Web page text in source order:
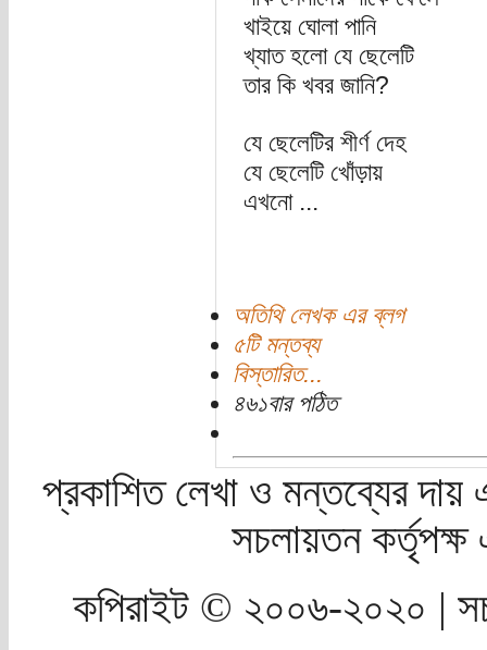
খাইয়ে ঘোলা পানি
খ্যাত হলো যে ছেলেটি
তার কি খবর জানি?
যে ছেলেটির শীর্ণ দেহ
যে ছেলেটি খোঁড়ায়
এখনো ...
অতিথি লেখক এর ব্লগ
৫টি মন্তব্য
বিস্তারিত...
৪৬১বার পঠিত
প্রকাশিত লেখা ও মন্তব্যের দায়
সচলায়তন
কপিরাইট © ২০০৬-২০২০ |